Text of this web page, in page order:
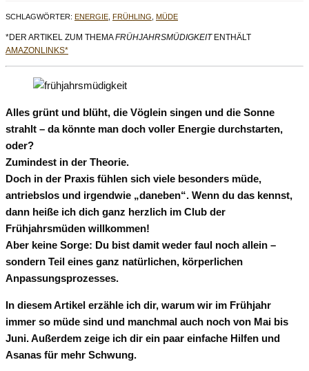
geändert
am:
SCHLAGWÖRTER: ENERGIE, FRÜHLING, MÜDE
*DER ARTIKEL ZUM THEMAFRÜHJAHRSMÜDIGKEITENTHÄLT
AMAZONLINKS*
Alles grünt und blüht, die Vöglein singen und die Sonne
strahlt – da könnte man doch voller Energie durchstarten,
oder?
Zumindest in der Theorie.
Doch in der Praxis fühlen sich viele besonders müde,
antriebslos und irgendwie „daneben“. Wenn du das kennst,
dann heiße ich dich ganz herzlich im Club der
Frühjahrsmüden willkommen!
Aber keine Sorge: Du bist damit weder faul noch allein –
sondern Teil eines ganz natürlichen, körperlichen
Anpassungsprozesses.
In diesem Artikel erzähle ich dir, warum wir im Frühjahr
immer so müde sind und manchmal auch noch von Mai bis
Juni. Außerdem zeige ich dir ein paar einfache Hilfen und
Asanas für mehr Schwung.